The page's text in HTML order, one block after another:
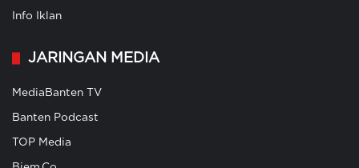
Info Iklan
JARINGAN MEDIA
MediaBanten TV
Banten Podcast
TOP Media